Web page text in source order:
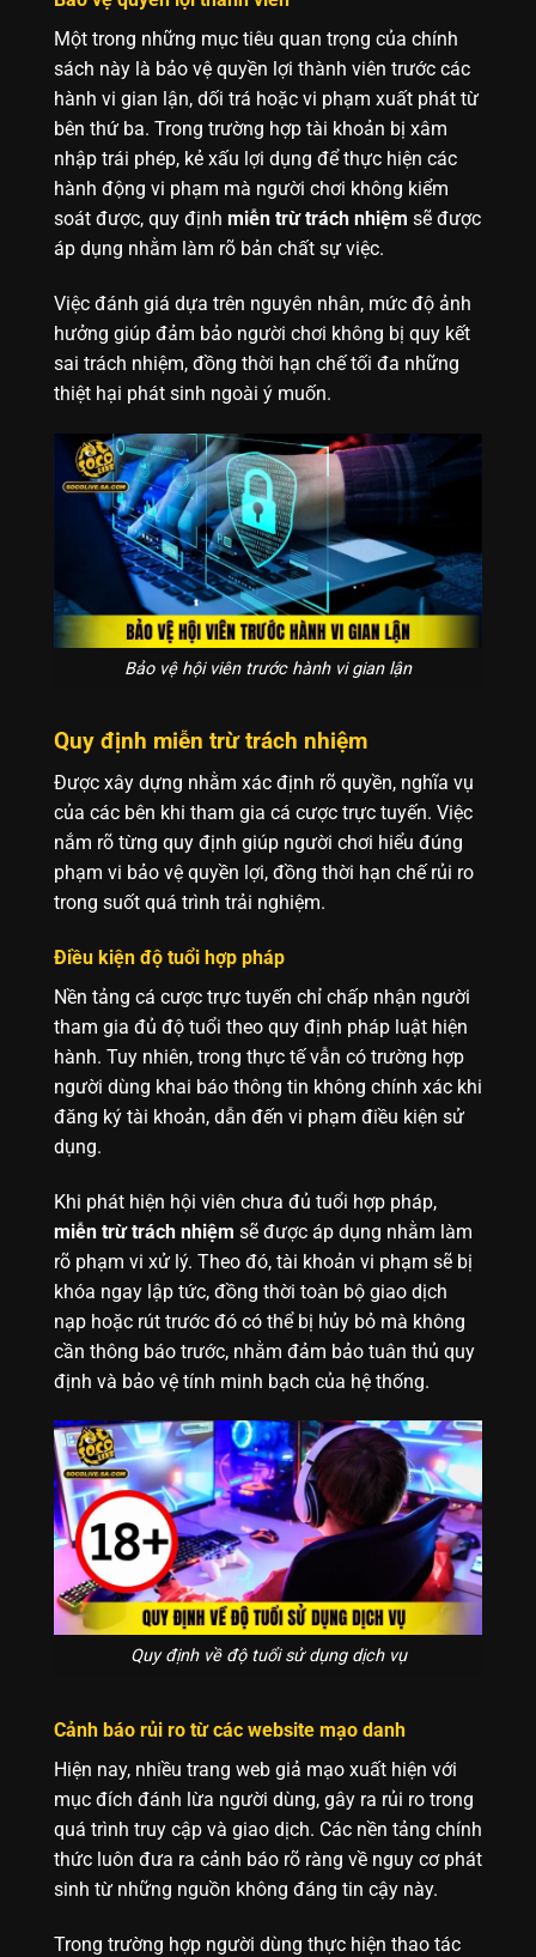
Một trong những mục tiêu quan trọng của chính
sách này là bảo vệ quyền lợi thành viên trước các
hành vi gian lận, dối trá hoặc vi phạm xuất phát từ
bên thứ ba. Trong trường hợp tài khoản bị xâm
nhập trái phép, kẻ xấu lợi dụng để thực hiện các
hành động vi phạm mà người chơi không kiểm
soát được, quy định miễn trừ trách nhiệm sẽ được
áp dụng nhằm làm rõ bản chất sự việc.
Việc đánh giá dựa trên nguyên nhân, mức độ ảnh
hưởng giúp đảm bảo người chơi không bị quy kết
sai trách nhiệm, đồng thời hạn chế tối đa những
thiệt hại phát sinh ngoài ý muốn.
Bảo vệ hội viên trước hành vi gian lận
Quy định miễn trừ trách nhiệm
Được xây dựng nhằm xác định rõ quyền, nghĩa vụ
của các bên khi tham gia cá cược trực tuyến. Việc
nắm rõ từng quy định giúp người chơi hiểu đúng
phạm vi bảo vệ quyền lợi, đồng thời hạn chế rủi ro
trong suốt quá trình trải nghiệm.
Điều kiện độ tuổi hợp pháp
Nền tảng cá cược trực tuyến chỉ chấp nhận người
tham gia đủ độ tuổi theo quy định pháp luật hiện
hành. Tuy nhiên, trong thực tế vẫn có trường hợp
người dùng khai báo thông tin không chính xác khi
đăng ký tài khoản, dẫn đến vi phạm điều kiện sử
dụng.
Khi phát hiện hội viên chưa đủ tuổi hợp pháp,
miễn trừ trách nhiệm sẽ được áp dụng nhằm làm
rõ phạm vi xử lý. Theo đó, tài khoản vi phạm sẽ bị
khóa ngay lập tức, đồng thời toàn bộ giao dịch
nạp hoặc rút trước đó có thể bị hủy bỏ mà không
cần thông báo trước, nhằm đảm bảo tuân thủ quy
định và bảo vệ tính minh bạch của hệ thống.
Quy định về độ tuổi sử dụng dịch vụ
Cảnh báo rủi ro từ các website mạo danh
Hiện nay, nhiều trang web giả mạo xuất hiện với
mục đích đánh lừa người dùng, gây ra rủi ro trong
quá trình truy cập và giao dịch. Các nền tảng chính
thức luôn đưa ra cảnh báo rõ ràng về nguy cơ phát
sinh từ những nguồn không đáng tin cậy này.
Trong trường hợp người dùng thực hiện thao tác